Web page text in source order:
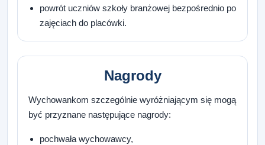
powrót uczniów szkoły branżowej bezpośrednio po
zajęciach do placówki.
Nagrody
Wychowankom szczególnie wyróżniającym się mogą
być przyznane następujące nagrody:
pochwała wychowawcy,